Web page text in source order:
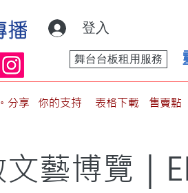
登入
舞台台板租用服務
分享 你的支持 表格下載 售賣點
文藝博覽